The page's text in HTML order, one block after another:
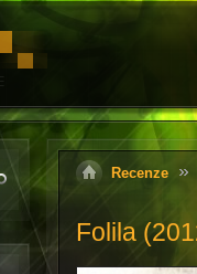
Recenze
Folila